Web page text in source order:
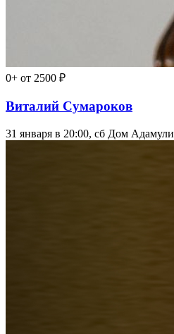
0+ от 2500 ₽
Виталий Сумароков
31 января в 20:00, сб Дом Адамули